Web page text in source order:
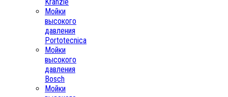
Мойки
высокого
давления
Portotecnica
Мойки
высокого
давления
Bosch
Мойки